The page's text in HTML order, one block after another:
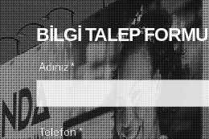
BİLGİ TALEP FORMU
Adınız *
Telefon *